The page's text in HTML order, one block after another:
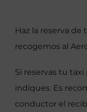
Haz la reserva
recogemos al
Si reservas tu
indiques. Es
conductor el